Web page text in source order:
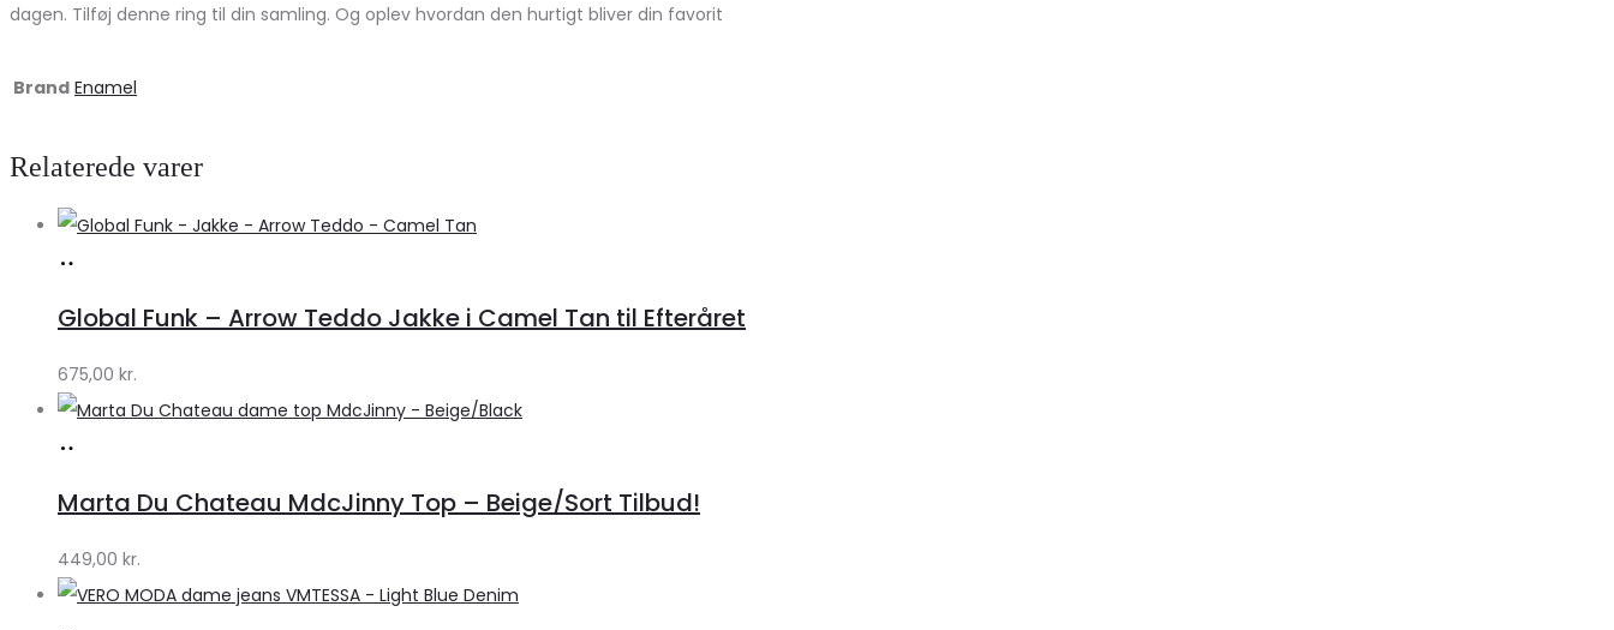
dagen. Tilføj denne ring til din samling. Og oplev hvordan den hurtigt bliver din favorit
Brand Enamel
Relaterede varer
Lykke
by
Lykke
Global Funk – Arrow Teddo Jakke i Camel Tan til Efteråret
675,00 kr.
Klædeskabet.dk
Marta Du Chateau MdcJinny Top – Beige/Sort Tilbud!
449,00 kr.